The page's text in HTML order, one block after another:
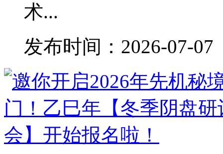
术...
发布时间：2026-07-07